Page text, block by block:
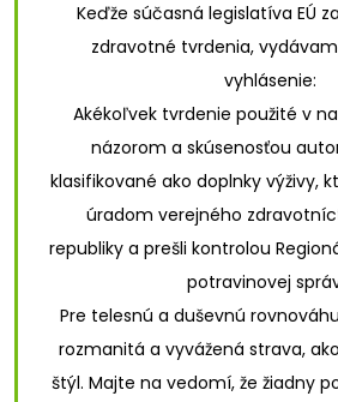
Keďže súčasná legislatíva EÚ
zdravotné tvrdenia,
vyhlásenie:
Akékoľvek tvrdenie použité v
názorom a skúsenosťou
klasifikované ako doplnky výživy,
úradom verejného
republiky a prešli kontrolou
potravinovej
Pre telesnú a duševnú
rozmanitá a vyvážená strava,
štýl. Majte na vedomí, že žiadny